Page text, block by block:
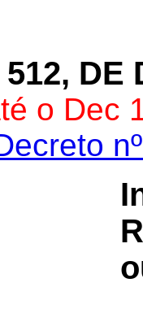
512,
o Dec